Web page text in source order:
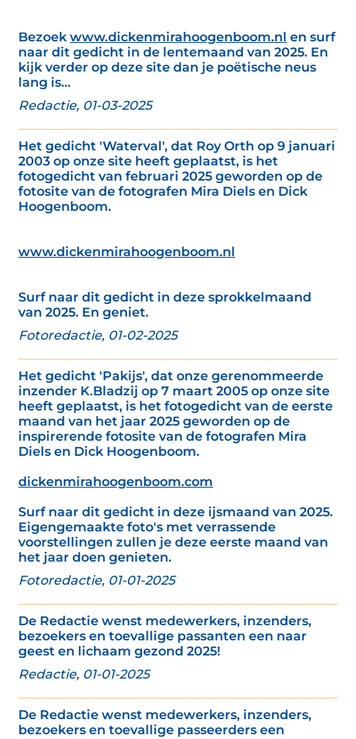
Bezoek www.dickenmirahoogenboom.nl en surf
naar dit gedicht in de lentemaand van 2025. En
kijk verder op deze site dan je poëtische neus
lang is...
Redactie, 01-03-2025
Het gedicht 'Waterval', dat Roy Orth op 9 januari
2003 op onze site heeft geplaatst, is het
fotogedicht van februari 2025 geworden op de
fotosite van de fotografen Mira Diels en Dick
Hoogenboom.
www.dickenmirahoogenboom.nl
Surf naar dit gedicht in deze sprokkelmaand
van 2025. En geniet.
Fotoredactie, 01-02-2025
Het gedicht 'Pakijs', dat onze gerenommeerde
inzender K.Bladzij op 7 maart 2005 op onze site
heeft geplaatst, is het fotogedicht van de eerste
maand van het jaar 2025 geworden op de
inspirerende fotosite van de fotografen Mira
Diels en Dick Hoogenboom.
dickenmirahoogenboom.com
Surf naar dit gedicht in deze ijsmaand van 2025.
Eigengemaakte foto's met verrassende
voorstellingen zullen je deze eerste maand van
het jaar doen genieten.
Fotoredactie, 01-01-2025
De Redactie wenst medewerkers, inzenders,
bezoekers en toevallige passanten een naar
geest en lichaam gezond 2025!
Redactie, 01-01-2025
De Redactie wenst medewerkers, inzenders,
bezoekers en toevallige passeerders een